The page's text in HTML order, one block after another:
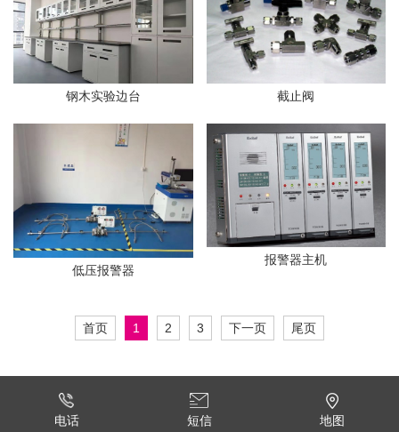
钢木实验边台 截止阀
低压报警器
报警器主机
首页 1 2 3 下一页 尾页
电话 短信 地图